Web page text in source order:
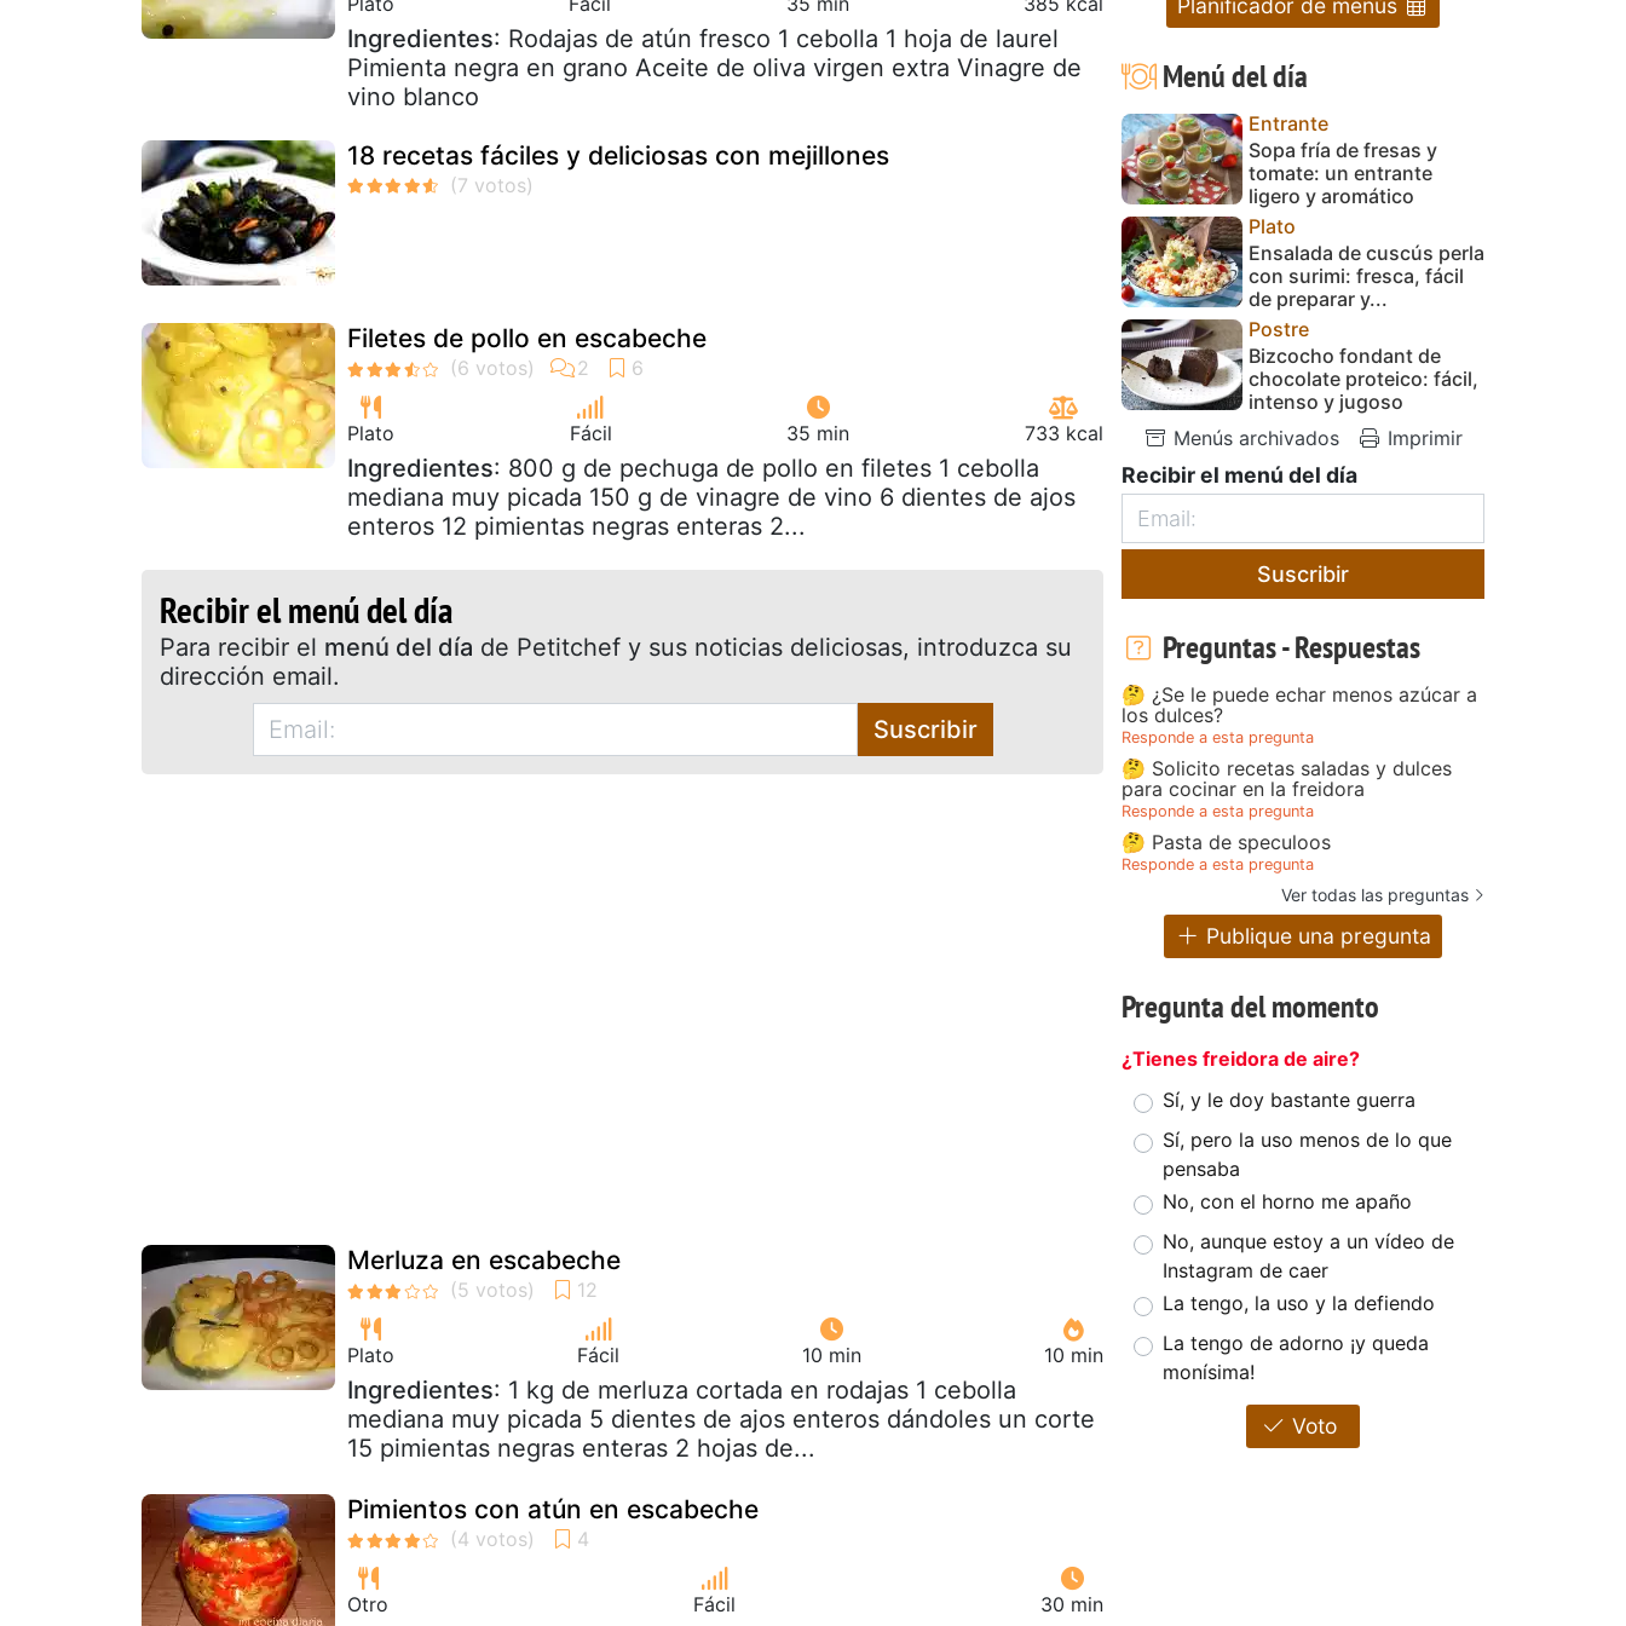
Ingredientes: Rodajas de atún fresco 1 cebolla 1 hoja de laurel
Pimienta negra en grano Aceite de oliva virgen extra Vinagre de
vino blanco
18 recetas fáciles y deliciosas con mejillones
Filetes de pollo en escabeche
Plato Fácil 35 min 733 kcal
Ingredientes: 800 g de pechuga de pollo en filetes 1 cebolla
mediana muy picada 150 g de vinagre de vino 6 dientes de ajos
enteros 12 pimientas negras enteras 2...
Recibir el menú del día
Para recibir el menú del día de Petitchef y sus noticias deliciosas, introduzca su
dirección email.
Suscribir
Merluza en escabeche
Plato Fácil 10 min 10 min
Ingredientes: 1 kg de merluza cortada en rodajas 1 cebolla
mediana muy picada 5 dientes de ajos enteros dándoles un corte
15 pimientas negras enteras 2 hojas de...
Pimientos con atún en escabeche
Otro Fácil 30 min
Menú del día
Entrante
Sopa fría de fresas y
tomate: un entrante
ligero y aromático
Plato
Ensalada de cuscús perla
con surimi: fresca, fácil
de preparar y...
Postre
Bizcocho fondant de
chocolate proteico: fácil,
intenso y jugoso
Menús archivados
Imprimir
Recibir el menú del día
Suscribir
Preguntas - Respuestas
🤔 ¿Se le puede echar menos azúcar a
los dulces?
Responde a esta pregunta
🤔 Solicito recetas saladas y dulces
para cocinar en la freidora
Responde a esta pregunta
🤔 Pasta de speculoos
Responde a esta pregunta
Ver todas las preguntas
Publique una pregunta
Pregunta del momento
¿Tienes freidora de aire?
Sí, y le doy bastante guerra
Sí, pero la uso menos de lo que
pensaba
No, con el horno me apaño
No, aunque estoy a un vídeo de
Instagram de caer
La tengo, la uso y la defiendo
La tengo de adorno ¡y queda
monísima!
Voto